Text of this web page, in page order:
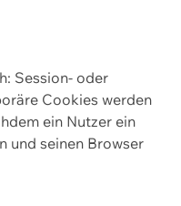
Session- oder
Cookies werden
ein Nutzer ein
und seinen Browser